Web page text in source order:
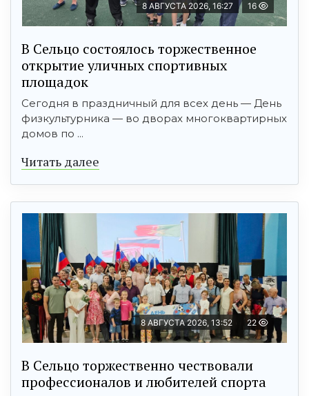
8 АВГУСТА 2026, 16:27 16
В Сельцо состоялось торжественное
открытие уличных спортивных
площадок
Сегодня в праздничный для всех день — День
физкультурника — во дворах многоквартирных
домов по ...
Читать далее
8 АВГУСТА 2026, 13:52 22
В Сельцо торжественно чествовали
профессионалов и любителей спорта